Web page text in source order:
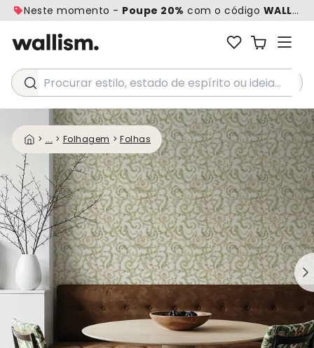
Neste momento - Poupe 20% com o código WALL20
Procurar estilo, estado de espírito ou ideia...
> ... > Folhagem > Folhas